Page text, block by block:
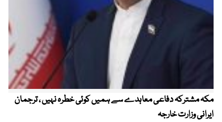
مکہ مشترکہ دفاعی معاہدے سے ہمیں کوئی خطرہ نہیں ، ترجمان
ایرانی وزارت خارجہ